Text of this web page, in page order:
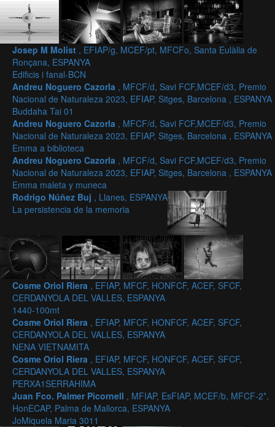
Josep M Molist , EFIAP/g, MCEF/pt, MFCFo, Santa Eulàlia de
Ronçana, ESPANYA
Edificis i fanal-BCN
Andreu Noguero Cazorla , MFCF/d, Savi FCF,MCEF/d3, Premio
Nacional de Naturaleza 2023, EFIAP, Sitges, Barcelona , ESPANYA
Buddaha Tai 01
Andreu Noguero Cazorla , MFCF/d, Savi FCF,MCEF/d3, Premio
Nacional de Naturaleza 2023, EFIAP, Sitges, Barcelona , ESPANYA
Emma a biblioteca
Andreu Noguero Cazorla , MFCF/d, Savi FCF,MCEF/d3, Premio
Nacional de Naturaleza 2023, EFIAP, Sitges, Barcelona , ESPANYA
Emma maleta y muneca
Rodrigo Núñez Buj , Llanes, ESPANYA
La persistencia de la memoria
Cosme Oriol Riera , EFIAP, MFCF, HONFCF, ACEF, SFCF,
CERDANYOLA DEL VALLES, ESPANYA
1440-100mt
Cosme Oriol Riera , EFIAP, MFCF, HONFCF, ACEF, SFCF,
CERDANYOLA DEL VALLES, ESPANYA
NENA VIETNAMITA
Cosme Oriol Riera , EFIAP, MFCF, HONFCF, ACEF, SFCF,
CERDANYOLA DEL VALLES, ESPANYA
PERXA1SERRAHIMA
Juan Fco. Palmer Picornell , MFIAP, EsFIAP, MCEF/b, MFCF-2*,
HonECAP, Palma de Mallorca, ESPANYA
JoMiquela Maria 3011